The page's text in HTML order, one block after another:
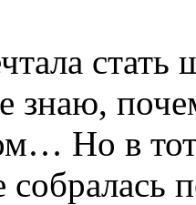
знаю,
Но в тот
собралась